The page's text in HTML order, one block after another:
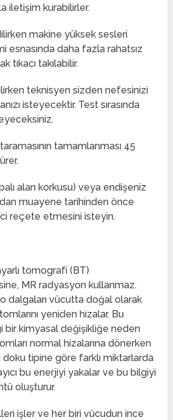
iletişim kurabilirler.
makine yüksek sesleri
esnasında daha fazla rahatsız
tıkacı takılabilir.
teknisyen sizden nefesinizi
isteyecektir. Test sırasında
tamamlanması 45
alan korkusu) veya endişeniz
muayene tarihinden önce
reçete etmesini isteyin.
tomografi (BT)
MR radyasyon kullanmaz.
dalgaları vücutta doğal olarak
yeniden hizalar. Bu
bir kimyasal değişikliğe neden
normal hizalarına dönerken
doku tipine göre farklı miktarlarda
bu enerjiyi yakalar ve bu bilgiyi
oluşturur.
işler ve her biri vücudun ince